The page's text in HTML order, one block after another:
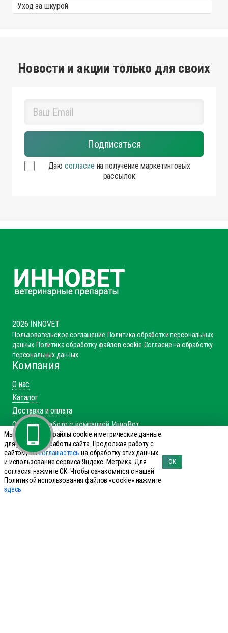
Уход за шкурой
Новости и акции только для своих
Даю согласие на получение маркетинговых
рассылок
2026 INNOVET
Пользовательское соглашение Политика обработки персональных
данных Политика обработку файлов cookie Согласие на обработку
персональных данных
Компания
О нас
Каталог
Доставка и оплата
Отзывы о работе с компанией ИнноВет
Вакансии
Контакты
Каталог
Препараты для КРС
Мы используем файлы cookie и метрические данные
для улучшения работы сайта. Продолжая работу с
сайтом, Высоглашаетесь на обработку этих данных
и использование сервиса Яндекс. Метрика. Для
согласия нажмите ОК. Чтобы ознакомится с нашей
Политикой использования файлов «cookie» нажмите
здесь
ОК